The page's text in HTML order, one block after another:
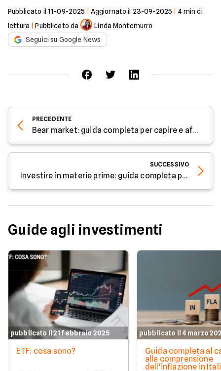
Pubblicato il 11-09-2025 Aggiornato il 23-09-2025 4min di
lettura |Pubblicato da
Linda Montemurro
Seguici su Google News
PRECEDENTE
Bear market: guida completa per capire e affrontare un mercato ribassista
SUCCESSIVO
Investire in materie prime: guida completa per iniziare in modo consapevole
Guide agli investimenti
pubblicato il 21 febbraio 2025
ETF: cosa sono?
pubblicato il 4 marzo
Guida completa al
alla comprensione
dell'inflazione in